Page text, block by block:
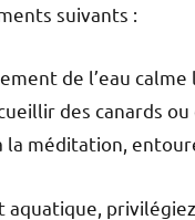
suivants :
de l’eau
des canards ou
la méditation,
aquatique,